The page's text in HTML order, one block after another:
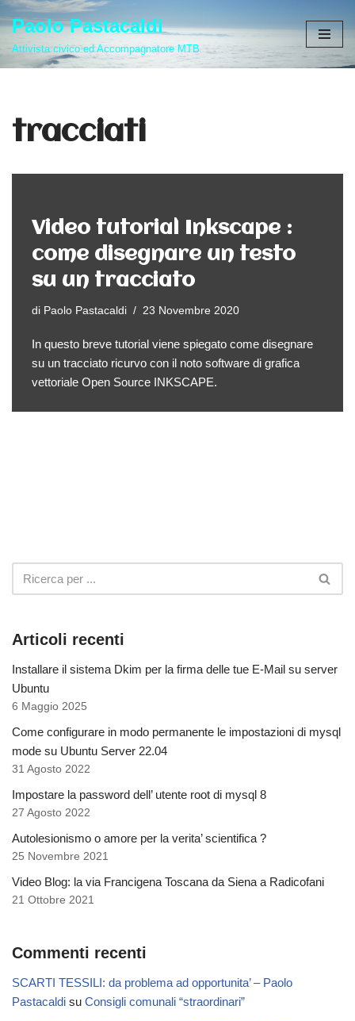
Vai
Paolo Pastacaldi
Attivista civico ed Accompagnatore MTB
tracciati
Video tutorial Inkscape :
come disegnare un testo
su un tracciato
di Paolo Pastacaldi 23 Novembre 2020
In questo breve tutorial viene spiegato come disegnare
su un tracciato ricurvo con il noto software di grafica
vettoriale Open Source INKSCAPE.
Articoli recenti
Installare il sistema Dkim per la firma delle tue E-Mail su server
Ubuntu
6 Maggio 2025
Come configurare in modo permanente le impostazioni di mysql
mode su Ubuntu Server 22.04
31 Agosto 2022
Impostare la password dell’ utente root di mysql 8
27 Agosto 2022
Autolesionismo o amore per la verita’ scientifica ?
25 Novembre 2021
Video Blog: la via Francigena Toscana da Siena a Radicofani
21 Ottobre 2021
Commenti recenti
SCARTI TESSILI: da problema ad opportunita’ – Paolo
Pastacaldi su Consigli comunali “straordinari”